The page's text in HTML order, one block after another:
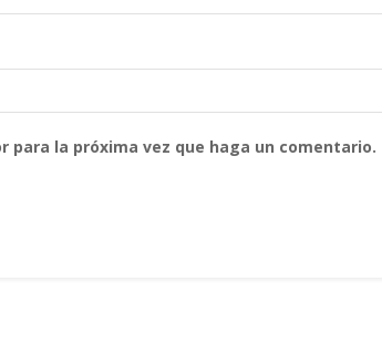
para la próxima vez que haga un comentario.